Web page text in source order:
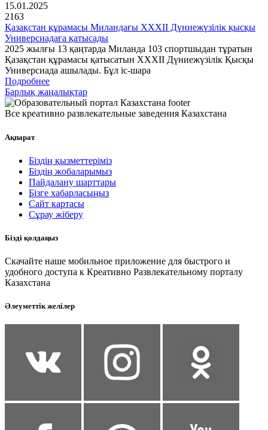
15.01.2025
2163
Қазақстан құрамасы Миландағы XXXII Дүниежүзілік қысқы
Универсиадаға қатысады
2025 жылғы 13 қаңтарда Миланда 103 спортшыдан тұратын
Қазақстан құрамасы қатысатын XXXII Дүниежүзілік Қысқы
Универсиада ашылады. Бұл іс-шара
Подробнее
Барлық жаңалықтар
Все креативно развлекательные заведения Казахстана
Ақпарат
Біздің қызметтеріміз
Біздің жобаларымыз
Пайдалану шарттары
Бізге хабарласыңыз
Сайт картасы
Сұрау жіберу
Бізді қолдаңыз
Скачайте наше мобильное приложение для быстрого и
удобного доступа к Креативно Развлекательному порталу
Казахстана
Әлеуметтік желілер